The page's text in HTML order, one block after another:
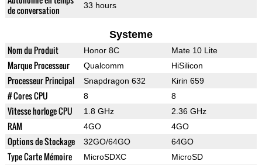
de conversation
33 hours
Systeme
Nom du Produit Honor 8C Mate 10 Lite
Marque Processeur Qualcomm HiSilicon
Processeur Principal Snapdragon 632 Kirin 659
# Cores CPU 8 8
Vitesse horloge CPU 1.8 GHz 2.36 GHz
RAM 4GO 4GO
Options de Stockage 32GO/64GO 64GO
Type Carte Mémoire MicroSDXC MicroSD